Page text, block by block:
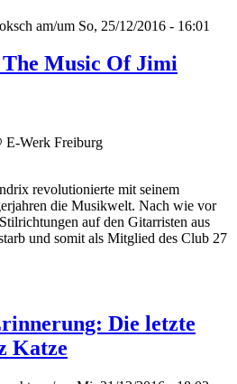
am/um So, 25/12/2016 - 16:01
Music Of Jimi
E-Werk Freiburg
revolutionierte mit seinem
die Musikwelt. Nach wie vor
auf den Gitarristen aus
und somit als Mitglied des Club 27
Die letzte
Katze